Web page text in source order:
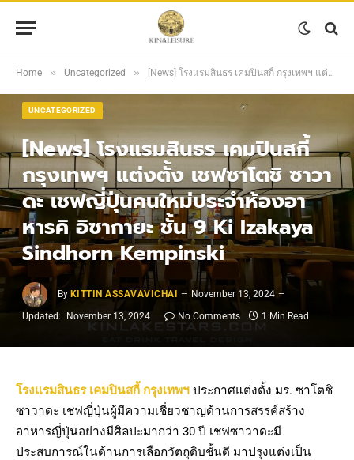
Home » Uncategorized » [News] โรงแรมสินธร เคมปินสกี้ กรุงเทพฯ แต่งตั้ง เชฟซาโตชิ ซาวาดะ เชฟญี่ปุ่นคนใหม่ประจำห้องอาหารคิ อิซากายะ ชั้น 9 Ki Izakaya Sindhorn Kempinski
UNCATEGORIZED
[News] โรงแรมสินธร เคมปินสกี้
กรุงเทพฯ แต่งตั้ง เชฟซาโตชิ ซาวา
ดะ เชฟญี่ปุ่นคนใหม่ประจำห้องอา
หารคิ อิซากายะ ชั้น 9 Ki Izakaya
Sindhorn Kempinski
By KITTIN ASSAVAVICHAI
November 13, 2024
Updated:
November 13, 2024 No Comments 1 Min Read
โรงแรมสินธร เคมปินสกี้ กรุงเทพฯ ประกาศแต่งตั้ง มร. ซาโตชิ
ซาวาดะ เชฟญี่ปุ่นผู้มีความเชี่ยวชาญด้านการสรรค์สร้าง
อาหารญี่ปุ่นอย่างมีศิลปะมากว่า 30 ปี เชฟซาวาดะมี
ประสบการณ์ในด้านการเลือกวัตถุดิบชั้นดี มาปรุงแต่งเป็น